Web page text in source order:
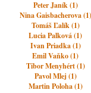
Peter Janík (1)
Nina Gaisbacherova (1)
Tomáš Ľalík (1)
Lucia Palková (1)
Ivan Priadka (1)
Emil Vaňko (1)
Tibor Menyhért (1)
Pavol Mlej (1)
Martin Poloha (1)